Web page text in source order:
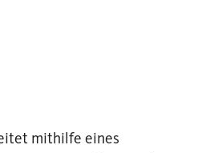
mithilfe eines